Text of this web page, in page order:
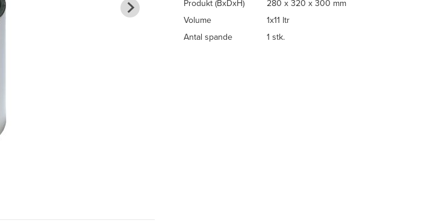
Produkt (BxDxH)
280 x 320 x 300 mm
Volume
1x11 ltr
Antal spande
1 stk.